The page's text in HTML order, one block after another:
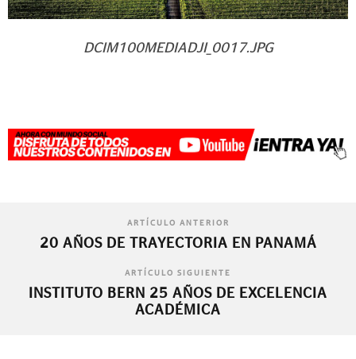
DCIM100MEDIADJI_0017.JPG
ARTÍCULO ANTERIOR
20 AÑOS DE TRAYECTORIA EN PANAMÁ
ARTÍCULO SIGUIENTE
INSTITUTO BERN 25 AÑOS DE EXCELENCIA
ACADÉMICA